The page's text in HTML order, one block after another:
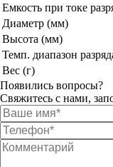
Емкость при токе
Диаметр (мм)
Высота (мм)
Темп. диапазон
Вес (г)
Появились вопросы?
Свяжитесь с нами,